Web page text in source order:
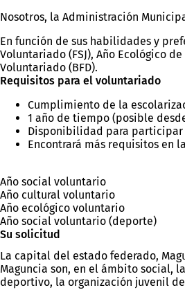
Nosotros, la Administración
En función de sus habilidades y
Voluntariado (FSJ), Año Ecológico
Voluntariado (BFD).
Requisitos para el voluntariado
Cumplimiento de la
1 año de tiempo (posible
Disponibilidad para participar
Encontrará más requisitos en
Año social voluntario
Año cultural voluntario
Año ecológico voluntario
Año social voluntario (deporte)
Su solicitud
La capital del estado federado,
Maguncia son, en el ámbito social,
deportivo, la organización juvenil